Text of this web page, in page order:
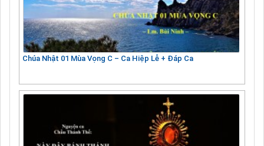
Chúa Nhật 01 Mùa Vọng C – Ca Hiệp Lễ + Đáp Ca